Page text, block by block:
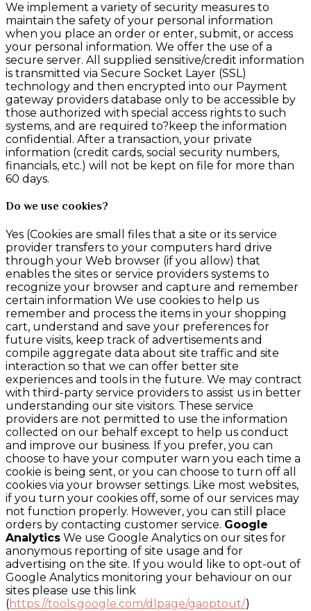
We implement a variety of security measures to
maintain the safety of your personal information
when you place an order or enter, submit, or access
your personal information. We offer the use of a
secure server. All supplied sensitive/credit information
is transmitted via Secure Socket Layer (SSL)
technology and then encrypted into our Payment
gateway providers database only to be accessible by
those authorized with special access rights to such
systems, and are required to?keep the information
confidential. After a transaction, your private
information (credit cards, social security numbers,
financials, etc.) will not be kept on file for more than
60 days.
Do we use cookies?
Yes (Cookies are small files that a site or its service
provider transfers to your computers hard drive
through your Web browser (if you allow) that
enables the sites or service providers systems to
recognize your browser and capture and remember
certain information We use cookies to help us
remember and process the items in your shopping
cart, understand and save your preferences for
future visits, keep track of advertisements and
compile aggregate data about site traffic and site
interaction so that we can offer better site
experiences and tools in the future. We may contract
with third-party service providers to assist us in better
understanding our site visitors. These service
providers are not permitted to use the information
collected on our behalf except to help us conduct
and improve our business. If you prefer, you can
choose to have your computer warn you each time a
cookie is being sent, or you can choose to turn off all
cookies via your browser settings. Like most websites,
if you turn your cookies off, some of our services may
not function properly. However, you can still place
orders by contacting customer service. Google
Analytics We use Google Analytics on our sites for
anonymous reporting of site usage and for
advertising on the site. If you would like to opt-out of
Google Analytics monitoring your behaviour on our
sites please use this link
(https://tools.google.com/dlpage/gaoptout/)